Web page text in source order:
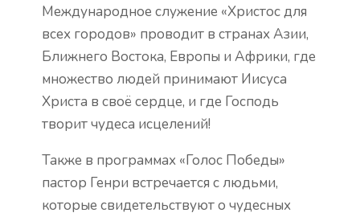
Международное служение «Христос для
всех городов» проводит в странах Азии,
Ближнего Востока, Европы и Африки, где
множество людей принимают Иисуса
Христа в своё сердце, и где Господь
творит чудеса исцелений!
Также в программах «Голос Победы»
пастор Генри встречается с людьми,
которые свидетельствуют о чудесных